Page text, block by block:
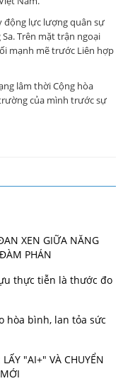
động lực lượng quân sự
Trên mặt trận ngoại
mạnh mẽ trước Liên hợp
lâm thời Cộng hòa
của mình trước sự
XEN GIỮA NĂNG
PHÁN
thực tiễn là thước đo
hòa bình, lan tỏa sức
"AI+" VÀ CHUYỂN